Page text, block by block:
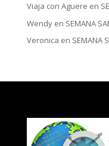
Viaja con Aguere en
Wendyen SEMANA
Veronica en SEMANA